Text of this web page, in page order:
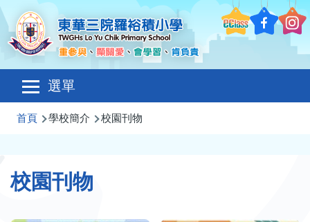
移至主內容
選單
Main
navigation
導
結
首頁 學校簡介 校園刊物
校園刊物